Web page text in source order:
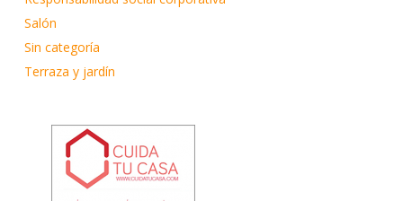
Salón
Sin categoría
Terraza y jardín